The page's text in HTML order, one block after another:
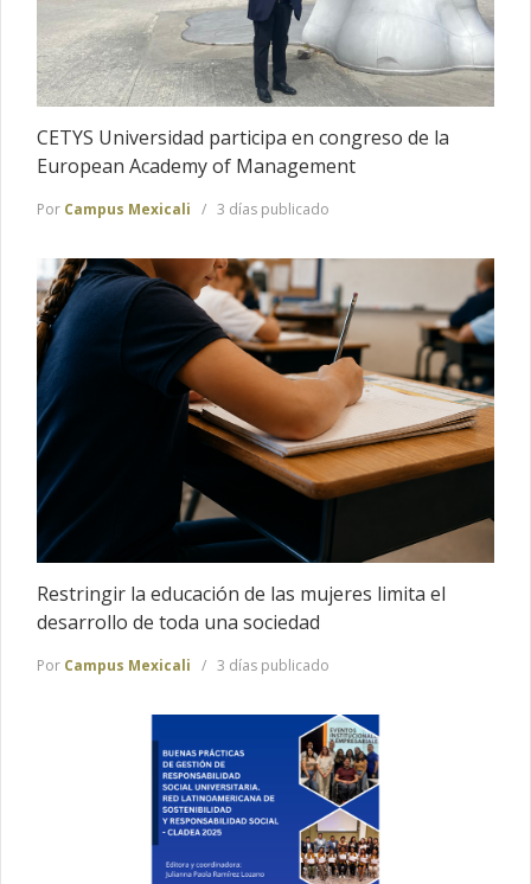
CETYS Universidad participa en congreso de la
European Academy of Management
Por Campus Mexicali 3 días publicado
Restringir la educación de las mujeres limita el
desarrollo de toda una sociedad
Por Campus Mexicali 3 días publicado